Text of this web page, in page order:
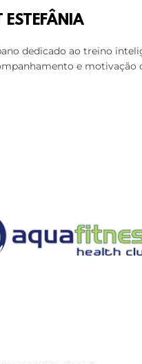
ESTEFÂNIA
dedicado ao treino
e motivação